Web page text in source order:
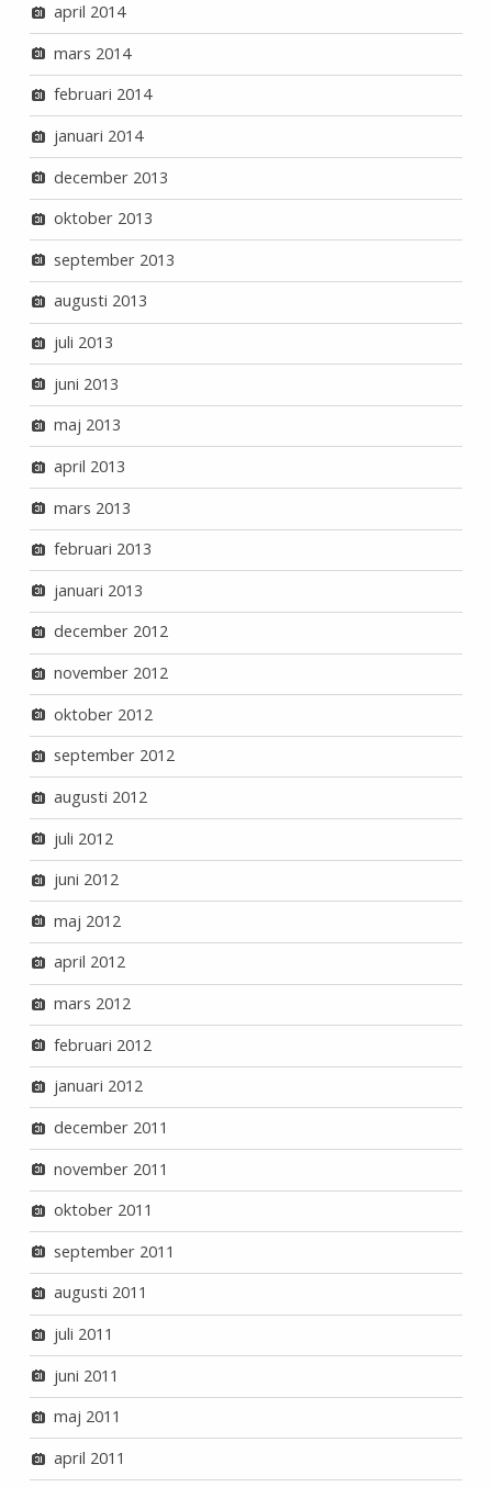
april 2014
mars 2014
februari 2014
januari 2014
december 2013
oktober 2013
september 2013
augusti 2013
juli 2013
juni 2013
maj 2013
april 2013
mars 2013
februari 2013
januari 2013
december 2012
november 2012
oktober 2012
september 2012
augusti 2012
juli 2012
juni 2012
maj 2012
april 2012
mars 2012
februari 2012
januari 2012
december 2011
november 2011
oktober 2011
september 2011
augusti 2011
juli 2011
juni 2011
maj 2011
april 2011